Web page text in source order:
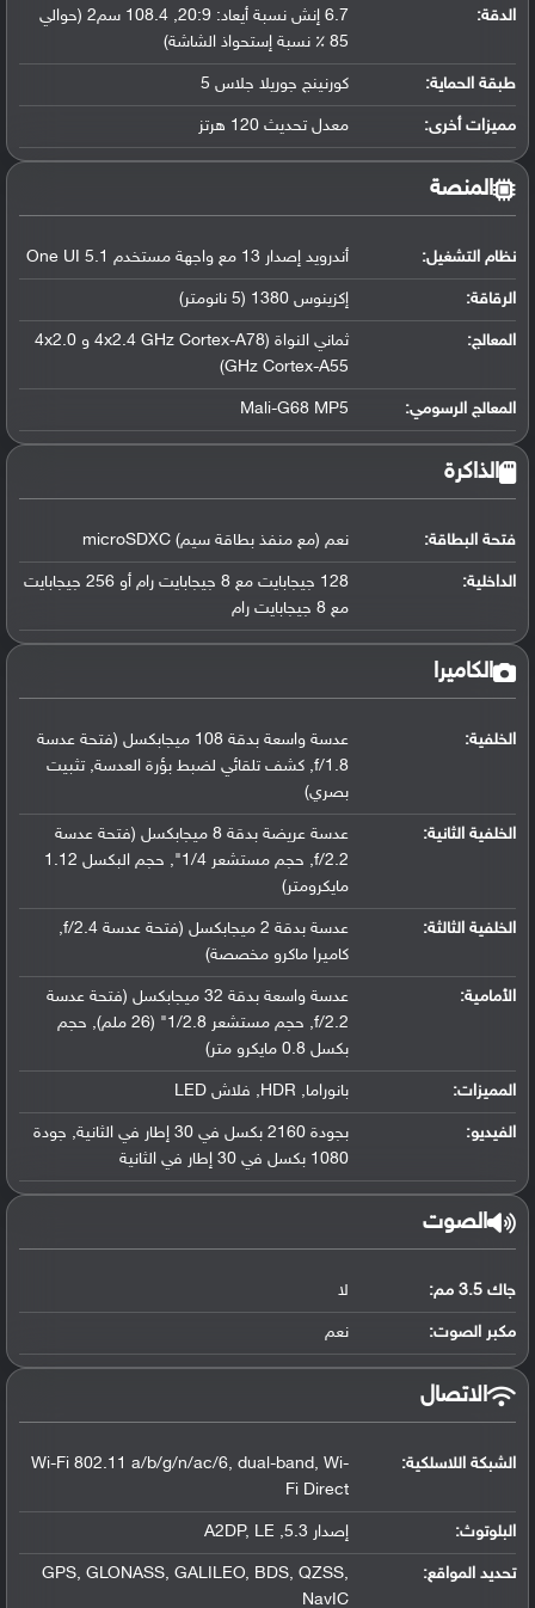
الدقة:
6.7 إنش نسبة أيعاد: 20:9, 108.4 سم2 (حوالي
85 ٪ نسبة إستحواذ الشاشة)
طبقة الحماية: كورنينج جوريلا جلاس 5
مميزات أخرى: معدل تحديث 120 هرتز
المنصة
نظام التشغيل: أندرويد إصدار 13 مع واجهة مستخدم One UI 5.1
الرقاقة: إكزينوس 1380 (5 نانومتر)
المعالج:
ثماني النواة (4x2.4 GHz Cortex-A78 و 4x2.0
GHz Cortex-A55)
المعالج الرسومي:
Mali-G68 MP5
الذاكرة
فتحة البطاقة: نعم (مع منفذ بطاقة سيم) microSDXC
الداخلية:
128 جيجابايت مع 8 جيجابايت رام أو 256 جيجابايت
مع 8 جيجابايت رام
الكاميرا
الخلفية:
عدسة واسعة بدقة 108 ميجابكسل (فتحة عدسة
f/1.8, كشف تلقائي لضبط بؤرة العدسة, تثبيت
بصري)
الخلفية الثانية:
عدسة عريضة بدقة 8 ميجابكسل (فتحة عدسة
f/2.2, حجم مستشعر 1/4", حجم البكسل 1.12
مايكرومتر)
الخلفية الثالثة:
عدسة بدقة 2 ميجابكسل (فتحة عدسة f/2.4,
كاميرا ماكرو مخصصة)
الأمامية:
عدسة واسعة بدقة 32 ميجابكسل (فتحة عدسة
f/2.2, حجم مستشعر 1/2.8" (26 ملم), حجم
بكسل 0.8 مايكرو متر)
المميزات: بانوراما, HDR, فلاش LED
الفيديو:
بجودة 2160 بكسل في 30 إطار في الثانية, جودة
1080 بكسل في 30 إطار في الثانية
الصوت
جاك 3.5 مم: لا
مكبر الصوت: نعم
الاتصال
الشبكة اللاسلكية:
Wi-Fi 802.11 a/b/g/n/ac/6, dual-band, Wi-
Fi Direct
البلوتوث: إصدار 5.3, A2DP, LE
تحديد المواقع:
GPS, GLONASS, GALILEO, BDS, QZSS,
NavIC